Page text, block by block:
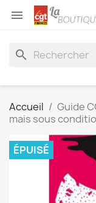

search
Accueil
Guide
mais sous
ÉPUISÉ